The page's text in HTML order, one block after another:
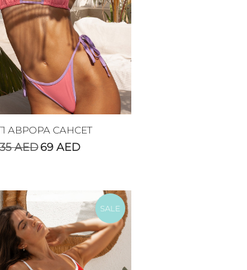
АВРОРА САНСЕТ
AED69 AED
SALE